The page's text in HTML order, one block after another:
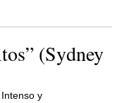
(Sydney
Intenso y